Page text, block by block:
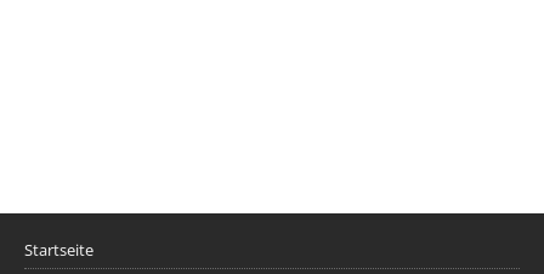
Startseite